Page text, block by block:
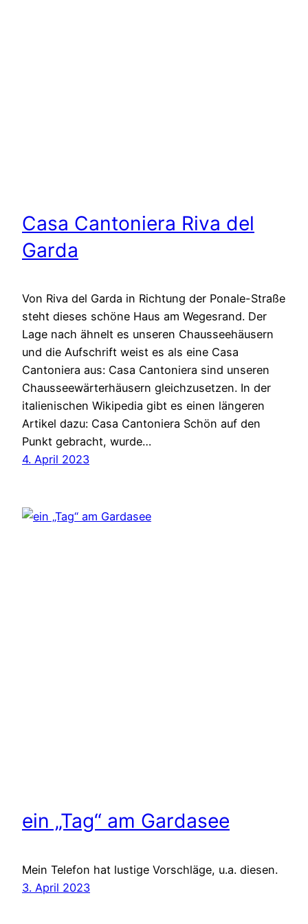
Casa Cantoniera Riva del
Garda
Von Riva del Garda in Richtung der Ponale-Straße
steht dieses schöne Haus am Wegesrand. Der
Lage nach ähnelt es unseren Chausseehäusern
und die Aufschrift weist es als eine Casa
Cantoniera aus: Casa Cantoniera sind unseren
Chausseewärterhäusern gleichzusetzen. In der
italienischen Wikipedia gibt es einen längeren
Artikel dazu: Casa Cantoniera Schön auf den
Punkt gebracht, wurde…
4. April 2023
ein „Tag“ am Gardasee
Mein Telefon hat lustige Vorschläge, u.a. diesen.
3. April 2023